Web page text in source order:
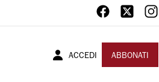
ACCEDI ABBONATI